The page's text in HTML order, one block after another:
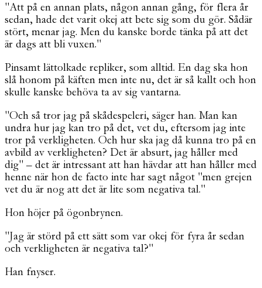
"Att på en annan plats, någon annan gång, för flera år
sedan, hade det varit okej att bete sig som du gör. Sådär
stört, menar jag. Men du kanske borde tänka på att det
är dags att bli vuxen."
Pinsamt lättolkade repliker, som alltid. En dag ska hon
slå honom på käften men inte nu, det är så kallt och hon
skulle kanske behöva ta av sig vantarna.
"Och så tror jag på skådespeleri, säger han. Man kan
undra hur jag kan tro på det, vet du, eftersom jag inte
tror på verkligheten. Och hur ska jag då kunna tro på en
avbild av verkligheten? Det är absurt, jag håller med
dig" – det är intressant att han hävdar att han håller med
henne när hon de facto inte har sagt något "men grejen
vet du är nog att det är lite som negativa tal."
Hon höjer på ögonbrynen.
"Jag är störd på ett sätt som var okej för fyra år sedan
och verkligheten är negativa tal?"
Han fnyser.